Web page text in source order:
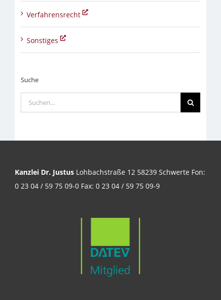
Verfahrensrecht
Sonstiges
Suche
Suche
nach:
Kanzlei Dr. Justus Lohbachstraße 12 58239 Schwerte Fon:
0 23 04 / 59 75 09-0 Fax: 0 23 04 / 59 75 09-9